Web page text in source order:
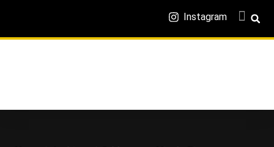
Instagram